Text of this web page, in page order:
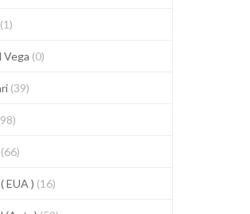
(1)
Vega (0)
(39)
(66)
EUA ) (16)